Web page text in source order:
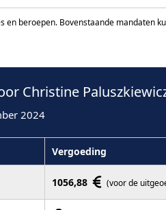
beroepen. Bovenstaande mandaten
Christine
2024
Vergoeding
1056,88 (voor de